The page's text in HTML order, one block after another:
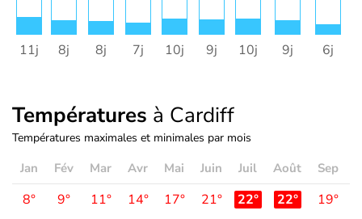
11j 8j 8j 7j 10j 9j 10j 9j 6j
Températures à Cardiff
Températures maximales et minimales par mois
Jan Fév Mar Avr Mai Juin Juil Août Sep
8° 9° 11° 14° 17° 21° 22° 22° 19°